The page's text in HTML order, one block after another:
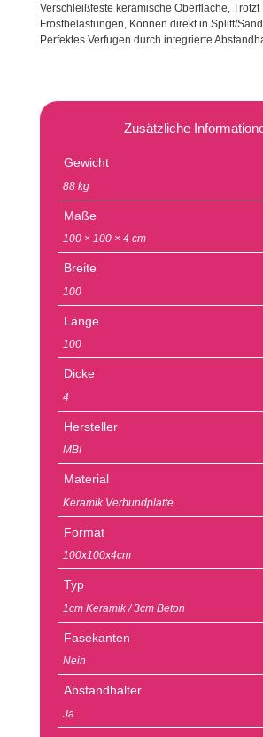
Verschleißfeste keramische Oberfläche, Trotzt
Frostbelastungen, Können direkt in Splitt/
Perfektes Verfugen durch integrierte
Zusätzliche
Gewicht
88 kg
Maße
100 × 100 × 4 cm
Breite
100
Länge
100
Dicke
4
Hersteller
MBI
Material
Keramik Verbundplatte
Format
100x100x4cm
Typ
1cm Keramik / 3cm Beton
Fasekanten
Nein
Abstandhalter
Ja